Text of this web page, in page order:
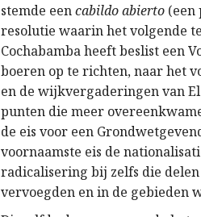
stemde eencabildo abierto (een
resolutie waarin het volgende
Cochabamba heeft beslist een
boeren op te richten, naar het
en de wijkvergaderingen van El
punten die meer
de eis voor een
voornaamste eis de
radicalisering bij zelfs die
vervoegden en in de gebieden